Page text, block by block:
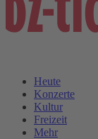
Heute
Konzerte
Kultur
Freizeit
Mehr